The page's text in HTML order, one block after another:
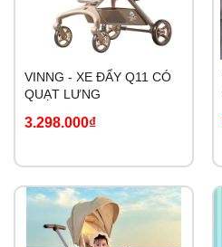
VINNG - XE ĐẨY Q11 CÓ
QUẠT LƯNG
3.298.000₫